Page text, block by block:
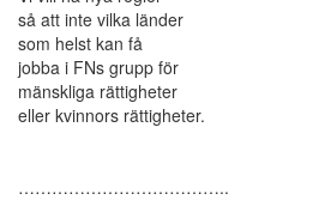
så att inte vilka länder
som helst kan få
jobba i FNs grupp för
mänskliga rättigheter
eller kvinnors rättigheter.
………………………………..